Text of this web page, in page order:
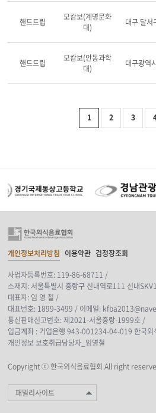
핸드드립
모캄보(계명문화
대)
대구 달서
핸드드립
모캄보(안동과학
대)
대구광역
1 2 3
개인정보처리방침 이용약관 검정장조회
사업자등록번호: 119-86-68711 /
소재지: 서울특별시 중랑구 신내역로111 신내
대표자: 임 영 철 /
대표번호: 1899-3499 / 이메일:
통신판매신고번호: 제2021-서울중랑-1999호 /
입금계좌 : 기업은행 943-001234-04-019 한국외
개인정보 보호취급담당자_임영철
Copyright ⓒ 한국외식음료협회 All right
패밀리사이트